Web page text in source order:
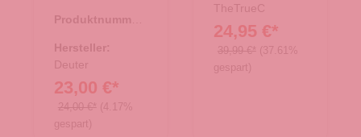
Produktnummer:
Hersteller:
Deuter
23,00 €*
24,00 €* (4.17%
gespart)
TheTrueC
24,95 €*
39,99 €* (37.61%
gespart)